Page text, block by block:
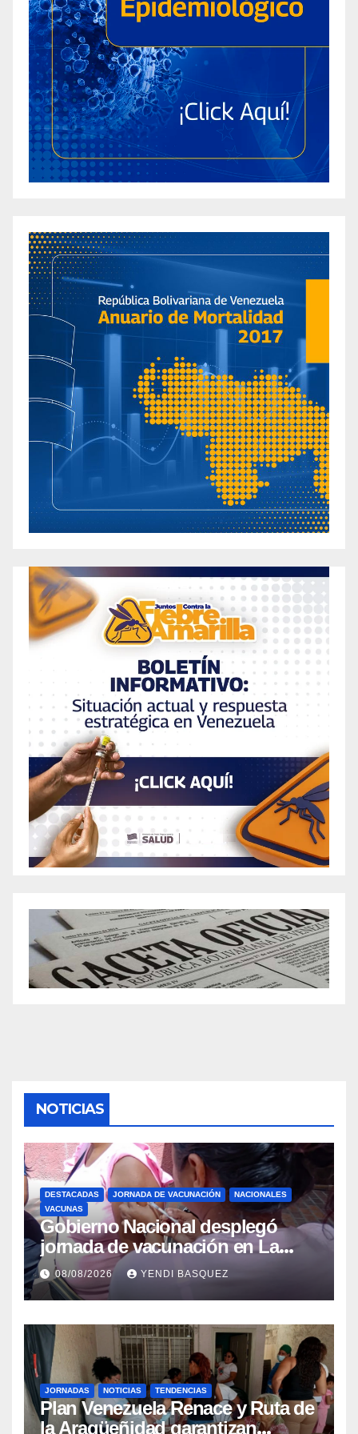
NOTICIAS
DESTACADAS JORNADA DE VACUNACIÓN
NACIONALES
VACUNAS
Gobierno Nacional desplegó
jornada de vacunación en La
Guaira para garantizar protección
epidemiológica
08/08/2026 YENDI BASQUEZ
JORNADAS NOTICIAS TENDENCIAS
Plan Venezuela Renace y Ruta de
la Aragüeñidad garantizan